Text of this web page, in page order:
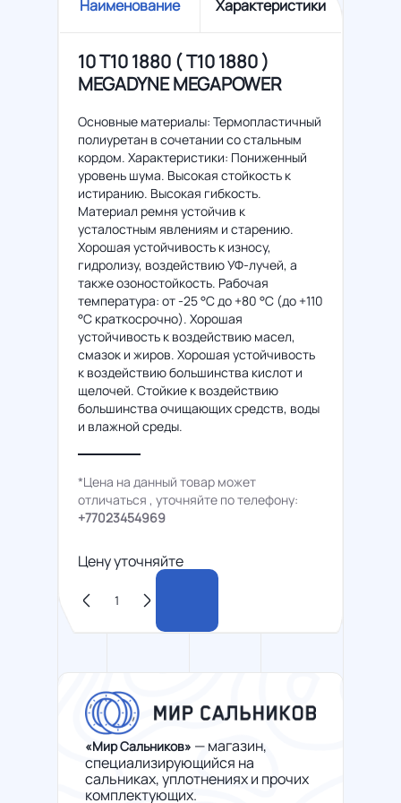
Наименование Характеристики
10 T10 1880 ( Т10 1880 )
MEGADYNE MEGAPOWER
Основные материалы: Термопластичный
полиуретан в сочетании со стальным
кордом. Характеристики: Пониженный
уровень шума. Высокая стойкость к
истиранию. Высокая гибкость.
Материал ремня устойчив к
усталостным явлениям и старению.
Хорошая устойчивость к износу,
гидролизу, воздействию УФ-лучей, а
также озоностойкость. Рабочая
температура: от -25 °C до +80 °C (до +110
°C краткосрочно). Хорошая
устойчивость к воздействию масел,
смазок и жиров. Хорошая устойчивость
к воздействию большинства кислот и
щелочей. Стойкие к воздействию
большинства очищающих средств, воды
и влажной среды.
*Цена на данный товар может
отличаться , уточняйте по телефону:
+77023454969
Цену уточняйте
«Мир Сальников» — магазин,
специализирующийся на
сальниках, уплотнениях и прочих
комплектующих.